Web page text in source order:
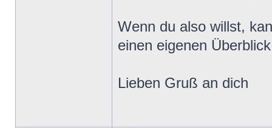
Wenn du also willst,
einen eigenen
Lieben Gruß an dich